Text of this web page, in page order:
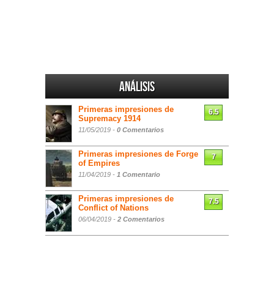
Análisis
Primeras impresiones de
Supremacy 1914
11/05/2019 - 0 Comentarios
6.5
Primeras impresiones de Forge
of Empires
11/04/2019 - 1 Comentario
7
Primeras impresiones de
Conflict of Nations
06/04/2019 - 2 Comentarios
7.5